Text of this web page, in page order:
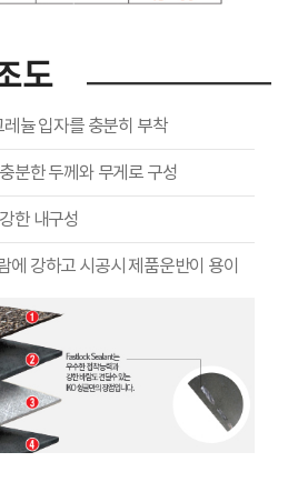
도
뉼 입자를 충분히 부착
분한 두께와 무게로 구성
한 내구성
강하고 시공시 제품운반이 용이